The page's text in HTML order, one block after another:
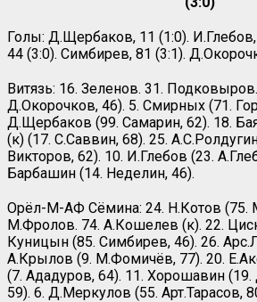
Голы: Д.Щербаков, 11 (1:0).
44 (3:0). Симбирев, 81 (3:1).
Витязь: 16. Зеленов. 31.
Д.Окорочков, 46). 5. Смирных (71.
Д.Щербаков (99. Самарин, 62). 18.
(к) (17. С.Саввин, 68). 25.
Викторов, 62). 10. И.Глебов (23.
Барбашин (14. Неделин, 46).
Орёл-М-АФ Сёмина: 24. Н.Котов (75.
М.Фролов. 74. А.Кошелев (к). 22.
Куницын (85. Симбирев, 46). 26.
А.Крылов (9. М.Фомичёв, 77). 20.
(7. Ададуров, 64). 11. Хорошавин
59). 6. Д.Меркулов (55. Арт.Тарасов,